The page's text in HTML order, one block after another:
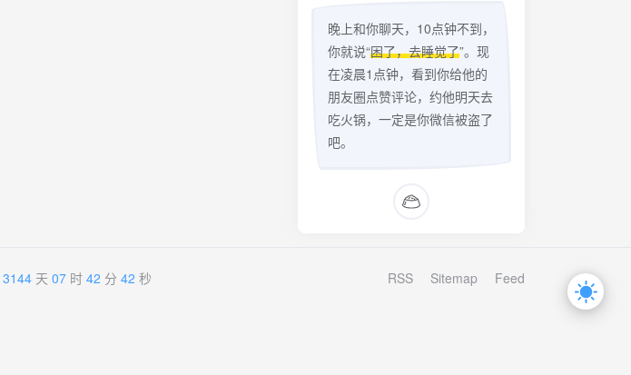
晚上和你聊天，10点钟不到，
你就说“困了，去睡觉了”。现
在凌晨1点钟，看到你给他的
朋友圈点赞评论，约他明天去
吃火锅，一定是你微信被盗了
吧。
3144 天 07 时 42 分 43 秒 RSS Sitemap Feed